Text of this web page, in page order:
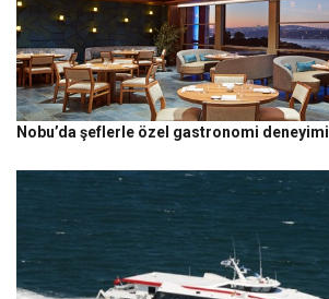
Nobu’da şeflerle özel gastronomi deneyimi